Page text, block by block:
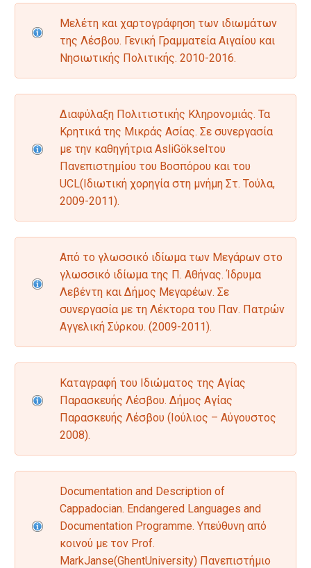
Mελέτη και χαρτογράφηση των ιδιωμάτων
της Λέσβου. Γενική Γραμματεία Αιγαίου και
Νησιωτικής Πολιτικής. 2010-2016.
Διαφύλαξη Πολιτιστικής Κληρονομιάς. Τα
Κρητικά της Μικράς Ασίας. Σε συνεργασία
με την καθηγήτρια ΑsliGökselτου
Πανεπιστημίου του Βοσπόρου και του
UCL(Ιδιωτική χορηγία στη μνήμη Στ. Τούλα,
2009-2011).
Από το γλωσσικό ιδίωμα των Μεγάρων στο
γλωσσικό ιδίωμα της Π. Αθήνας. Ίδρυμα
Λεβέντη και Δήμος Μεγαρέων. Σε
συνεργασία με τη Λέκτορα του Παν. Πατρών
Αγγελική Σύρκου. (2009-2011).
Καταγραφή του Ιδιώματος της Αγίας
Παρασκευής Λέσβου. Δήμος Αγίας
Παρασκευής Λέσβου (Ιούλιος – Αύγουστος
2008).
Documentation and Description of
Cappadocian. Endangered Languages and
Documentation Programme. Yπεύθυνη από
κοινού με τον Prof.
MarkJanse(GhentUniversity) Πανεπιστήμιο